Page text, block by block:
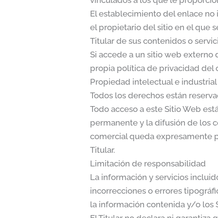
El establecimiento del enlace
el propietario del sitio en el que
Titular de sus contenidos o
Si accede a un sitio web
propia política de privacidad del
Propiedad intelectual e industrial
Todos los derechos están
Todo acceso a este Sitio Web
permanente y la difusión de los
comercial queda expresamente
Titular.
Limitación de responsabilidad
La información y servicios
incorrecciones o errores
la información contenida y/o los